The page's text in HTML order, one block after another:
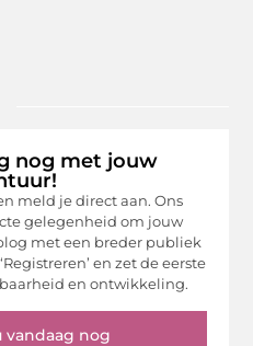
nog met jouw
meld je direct aan. Ons
gelegenheid om jouw
met een breder publiek
en zet de eerste
en ontwikkeling.
vandaag nog